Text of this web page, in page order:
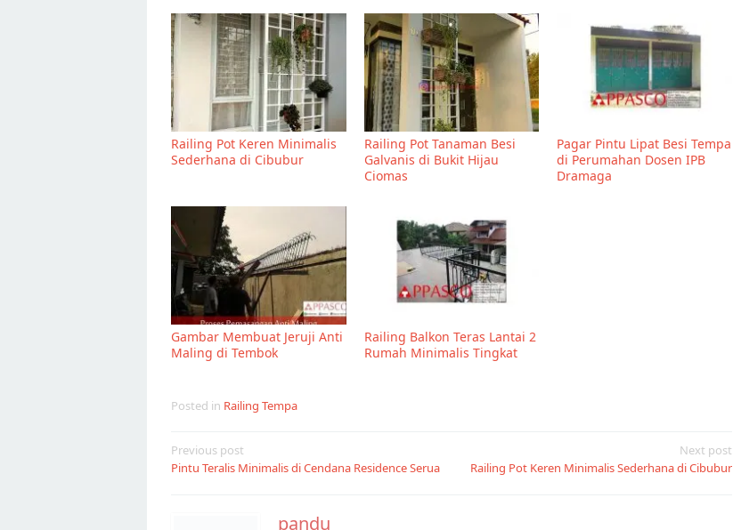
Railing Pot Keren Minimalis
Sederhana di Cibubur
Railing Pot Tanaman Besi
Galvanis di Bukit Hijau
Ciomas
Pagar Pintu Lipat Besi Tempa
di Perumahan Dosen IPB
Dramaga
Gambar Membuat Jeruji Anti
Maling di Tembok
Railing Balkon Teras Lantai 2
Rumah Minimalis Tingkat
Posted in Railing Tempa
Post
navigation
Previous post
Pintu Teralis Minimalis di Cendana Residence Serua
Next post
Railing Pot Keren Minimalis Sederhana di Cibubur
pandu